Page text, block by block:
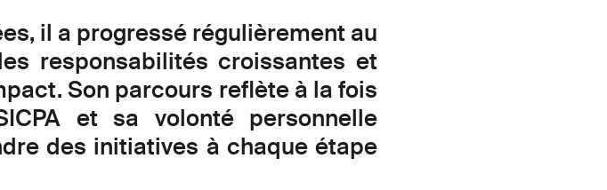
il a progressé régulièrement au
responsabilités croissantes et
Son parcours reflète à la fois
et sa volonté personnelle
des initiatives à chaque étape